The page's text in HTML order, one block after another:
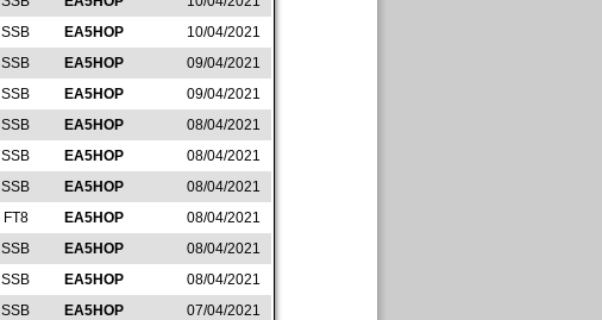
SSB EA5HOP
10/04/2021
SSB EA5HOP
09/04/2021
SSB EA5HOP
09/04/2021
SSB EA5HOP
08/04/2021
SSB EA5HOP
08/04/2021
SSB EA5HOP
08/04/2021
FT8 EA5HOP
08/04/2021
SSB EA5HOP
08/04/2021
SSB EA5HOP
08/04/2021
SSB EA5HOP
07/04/2021